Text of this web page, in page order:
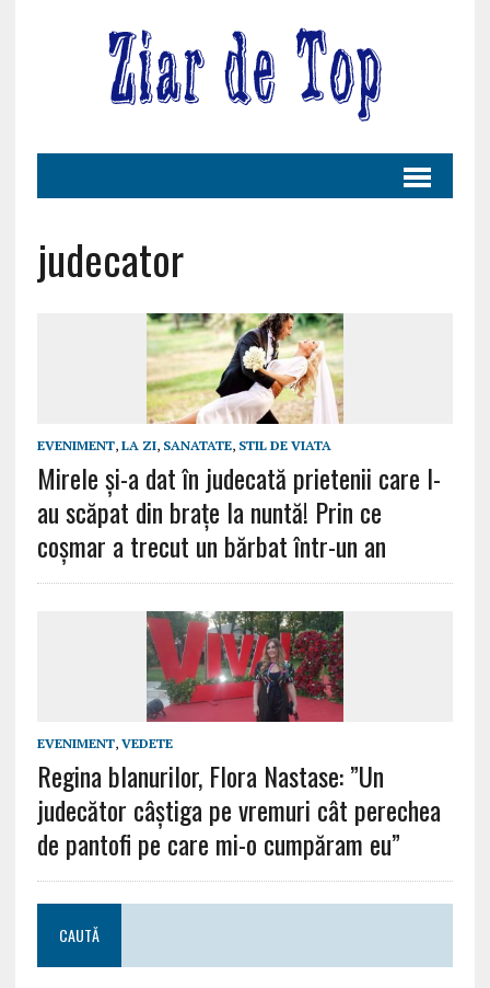
judecator
EVENIMENT, LA ZI, SANATATE, STIL DE VIATA
Mirele și-a dat în judecată prietenii care l-
au scăpat din brațe la nuntă! Prin ce
coșmar a trecut un bărbat într-un an
EVENIMENT, VEDETE
Regina blanurilor, Flora Nastase: ”Un
judecător câștiga pe vremuri cât perechea
de pantofi pe care mi-o cumpăram eu”
CAUTĂ